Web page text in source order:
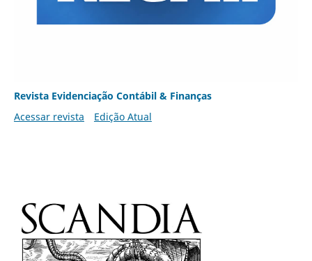
Revista Evidenciação Contábil & Finanças
Acessar revista
Edição Atual